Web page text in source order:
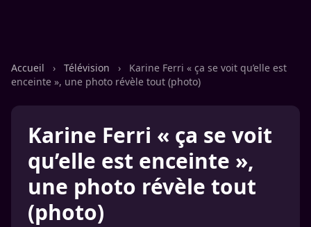
Accueil › Télévision ›
Karine Ferri « ça se voit qu’elle est
enceinte », une photo révèle tout (photo)
Karine Ferri « ça se voit
qu’elle est enceinte »,
une photo révèle tout
(photo)